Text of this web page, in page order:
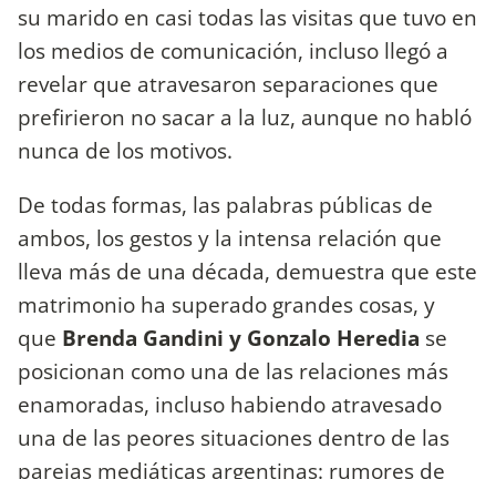
su marido en casi todas las visitas que tuvo en
los medios de comunicación, incluso llegó a
revelar que atravesaron separaciones que
prefirieron no sacar a la luz, aunque no habló
nunca de los motivos.
De todas formas, las palabras públicas de
ambos, los gestos y la intensa relación que
lleva más de una década, demuestra que este
matrimonio ha superado grandes cosas, y
que Brenda Gandini y Gonzalo Heredia se
posicionan como una de las relaciones más
enamoradas, incluso habiendo atravesado
una de las peores situaciones dentro de las
parejas mediáticas argentinas: rumores de